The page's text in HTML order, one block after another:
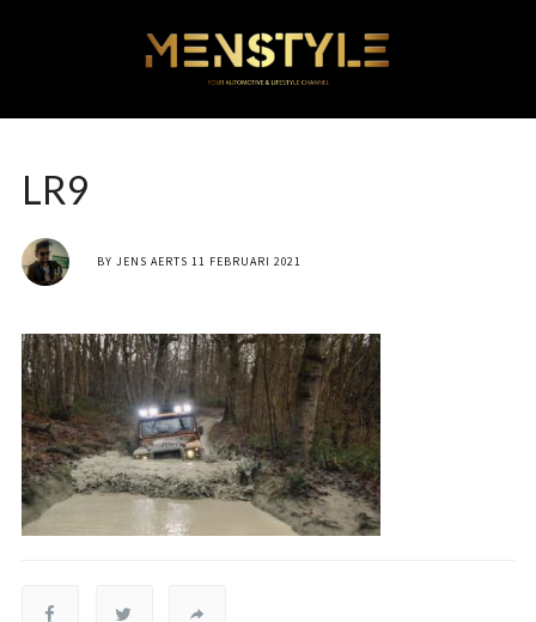
LR9
BY JENS AERTS 11 FEBRUARI 2021